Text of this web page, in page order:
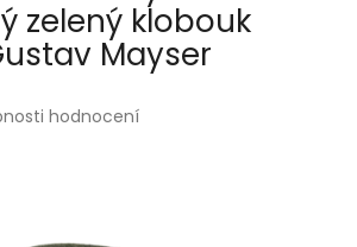
zelený klobouk
Mayser
hodnocení